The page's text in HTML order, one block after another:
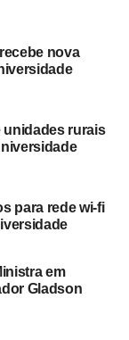
nova
unidades rurais
para rede wi-fi
em
Gladson